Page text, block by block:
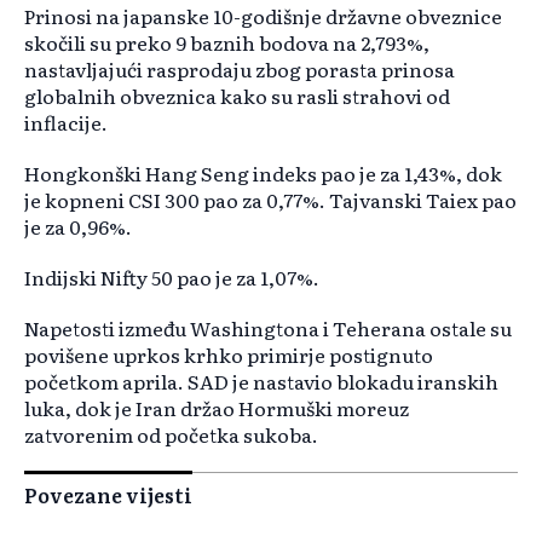
Prinosi na japanske 10-godišnje državne obveznice
skočili su preko 9 baznih bodova na 2,793%,
nastavljajući rasprodaju zbog porasta prinosa
globalnih obveznica kako su rasli strahovi od
inflacije.
Hongkonški Hang Seng indeks pao je za 1,43%, dok
je kopneni CSI 300 pao za 0,77%. Tajvanski Taiex pao
je za 0,96%.
Indijski Nifty 50 pao je za 1,07%.
Napetosti između Washingtona i Teherana ostale su
povišene uprkos krhko primirje postignuto
početkom aprila. SAD je nastavio blokadu iranskih
luka, dok je Iran držao Hormuški moreuz
zatvorenim od početka sukoba.
Povezane vijesti